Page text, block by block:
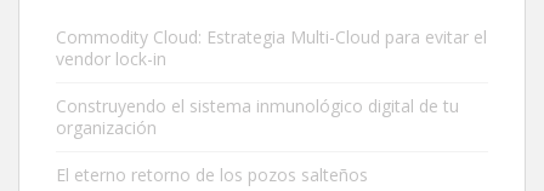
Commodity Cloud: Estrategia Multi-Cloud para evitar el
vendor lock-in
Construyendo el sistema inmunológico digital de tu
organización
El eterno retorno de los pozos salteños